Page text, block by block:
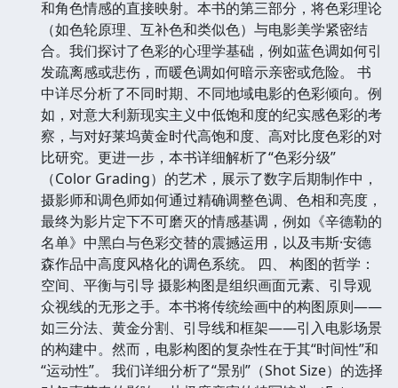
和角色情感的直接映射。本书的第三部分，将色彩理论
（如色轮原理、互补色和类似色）与电影美学紧密结
合。我们探讨了色彩的心理学基础，例如蓝色调如何引
发疏离感或悲伤，而暖色调如何暗示亲密或危险。 书
中详尽分析了不同时期、不同地域电影的色彩倾向。例
如，对意大利新现实主义中低饱和度的纪实感色彩的考
察，与对好莱坞黄金时代高饱和度、高对比度色彩的对
比研究。更进一步，本书详细解析了“色彩分级”
（Color Grading）的艺术，展示了数字后期制作中，
摄影师和调色师如何通过精确调整色调、色相和亮度，
最终为影片定下不可磨灭的情感基调，例如《辛德勒的
名单》中黑白与色彩交替的震撼运用，以及韦斯·安德
森作品中高度风格化的调色系统。 四、 构图的哲学：
空间、平衡与引导 摄影构图是组织画面元素、引导观
众视线的无形之手。本书将传统绘画中的构图原则——
如三分法、黄金分割、引导线和框架——引入电影场景
的构建中。然而，电影构图的复杂性在于其“时间性”和
“运动性”。 我们详细分析了“景别”（Shot Size）的选择